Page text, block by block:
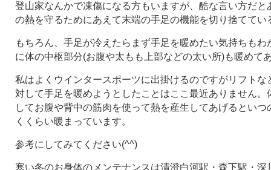
登山家なんかで凍傷になる方もいますが、酷な言い方だと
の熱を守るためにあえて末端の手足の機能を切り捨ててい
もちろん、手足が冷えたらまず手足を暖めたい気持ちも
に体の中枢部分(お腹や太もも上部などの太い所)も暖めて
私はよくウインタースポーツに出掛けるのですがリフトな
対して手足を暖めようとしたことはここ最近ありません。
してお腹や背中の筋肉を使って熱を産生してあげるとい
くくらい暖まっています。
参考にしてみてください(^^)
寒い冬のお身体のメンテナンスは清澄白河駅・森下駅・深